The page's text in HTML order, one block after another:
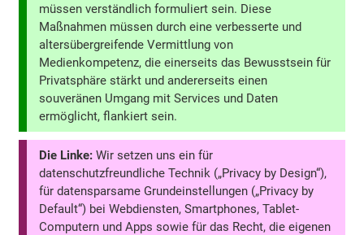
müssen verständlich formuliert sein. Diese
Maßnahmen müssen durch eine verbesserte und
altersübergreifende Vermittlung von
Medienkompetenz, die einerseits das Bewusstsein für
Privatsphäre stärkt und andererseits einen
souveränen Umgang mit Services und Daten
ermöglicht, flankiert sein.
Die Linke: Wir setzen uns ein für
datenschutzfreundliche Technik („Privacy by Design“),
für datensparsame Grundeinstellungen („Privacy by
Default“) bei Webdiensten, Smartphones, Tablet-
Computern und Apps sowie für das Recht, die eigenen